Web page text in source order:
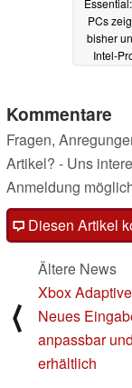
PCs
bisher
Intel-
Kommentare
Fragen,
Artikel? - Uns
Anmeldung
Diesen Artikel
⟨
Ältere News
Xbox
Neues
anpassbar
erhältlich